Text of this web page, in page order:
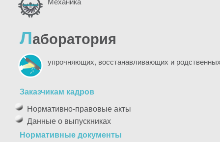
Механика
Лаборатория
упрочняющих, восстанавливающих и
Заказчикам кадров
Нормативно-правовые акты
Данные о выпускниках
Нормативные документы